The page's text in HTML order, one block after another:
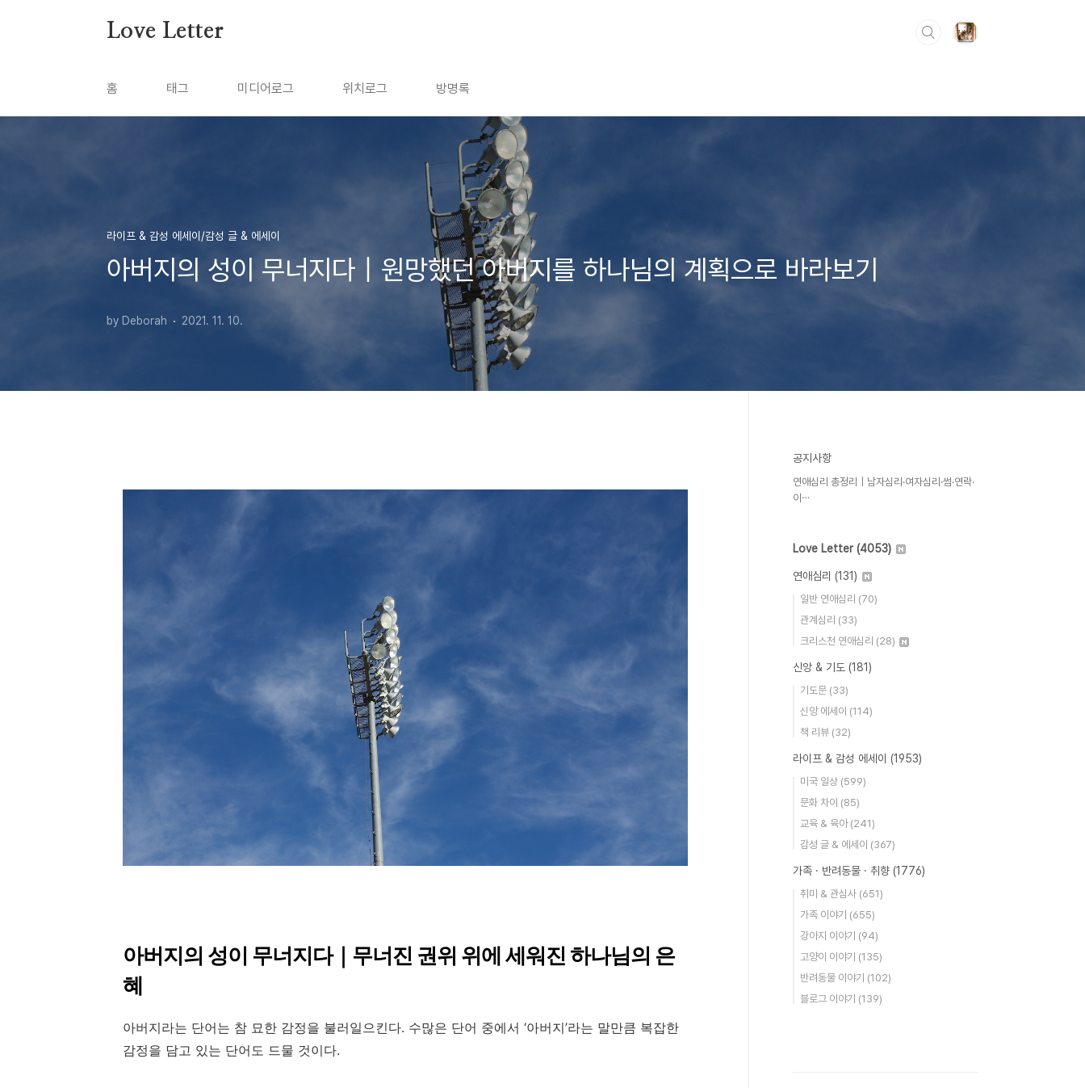
Love Letter
홈 태그 미디어로그 위치로그 방명록
라이프 & 감성 에세이/감성 글 & 에세이
아버지의 성이 무너지다｜원망했던 아버지를 하나님의 계획으로 바라보기
by Deborah 2021. 11. 10.
아버지의 성이 무너지다｜무너진 권위 위에 세워진 하나님의 은
혜
아버지라는 단어는 참 묘한 감정을 불러일으킨다. 수많은 단어 중에서 ‘아버지’라는 말만큼 복잡한
감정을 담고 있는 단어도 드물 것이다.
공지사항
연애심리 총정리｜남자심리·여자심리·썸·연락·
이⋯
Love Letter (4053)
연애심리 (131)
일반 연애심리 (70)
관계심리 (33)
크리스천 연애심리 (28)
신앙 & 기도 (181)
기도문 (33)
신앙 에세이 (114)
책 리뷰 (32)
라이프 & 감성 에세이 (1953)
미국 일상 (599)
문화 차이 (85)
교육 & 육아 (241)
감성 글 & 에세이 (367)
가족 · 반려동물 · 취향 (1776)
취미 & 관심사 (651)
가족 이야기 (655)
강아지 이야기 (94)
고양이 이야기 (135)
반려동물 이야기 (102)
블로그 이야기 (139)